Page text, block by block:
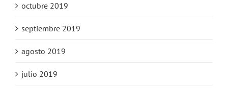
octubre 2019
septiembre 2019
agosto 2019
julio 2019